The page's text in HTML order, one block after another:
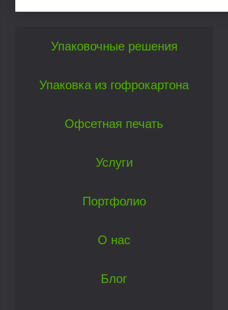
Упаковочные решения
Упаковка из гофрокартона
Офсетная печать
Услуги
Портфолио
О нас
Блог